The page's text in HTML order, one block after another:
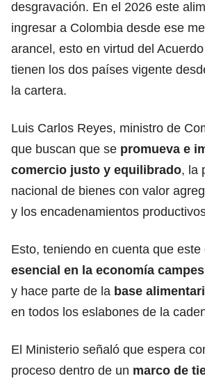
desgravación. En el 2026 este
ingresar a Colombia desde ese
arancel, esto en virtud del
tienen los dos países vigente
la cartera.
Luis Carlos Reyes, ministro de
que buscan que se promueva e
comercio justo y equilibrado, la
nacional de bienes con valor
y los encadenamientos
Esto, teniendo en cuenta que este
esencial en la economía
y hace parte de la base
en todos los eslabones de la
El Ministerio señaló que espera
proceso dentro de un marco de